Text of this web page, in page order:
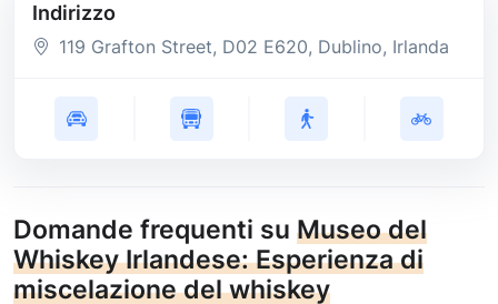
Indirizzo
119 Grafton Street, D02 E620, Dublino, Irlanda
Domande frequenti su Museo del
Whiskey Irlandese: Esperienza di
miscelazione del whiskey